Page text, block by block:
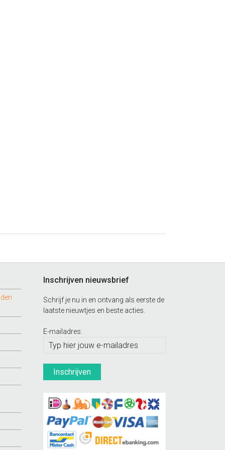
Inschrijven nieuwsbrief
Schrijf je nu in en ontvang als eerste de
laatste nieuwtjes en beste acties.
E-mailadres: